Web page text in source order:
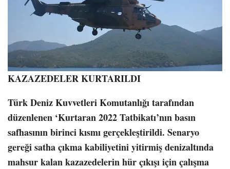
KAZAZEDELER KURTARILDI
Türk Deniz Kuvvetleri Komutanlığı tarafından
düzenlenen ‘Kurtaran 2022 Tatbikatı’nın basın
safhasının birinci kısmı gerçekleştirildi. Senaryo
gereği satha çıkma kabiliyetini yitirmiş denizaltında
mahsur kalan kazazedelerin hür çıkışı için çalışma